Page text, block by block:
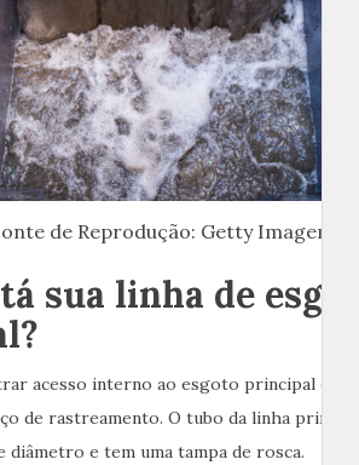
de Reprodução: Getty Imagem
sua linha de
acesso interno ao esgoto principal em
de rastreamento. O tubo da linha
diâmetro e tem uma tampa de rosca.